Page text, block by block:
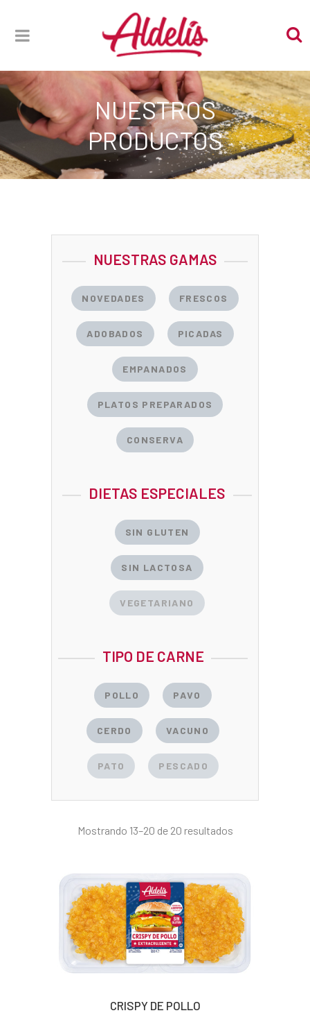
NUESTROS
PRODUCTOS
NUESTRAS GAMAS
NOVEDADES FRESCOS
ADOBADOS PICADAS
EMPANADOS
PLATOS PREPARADOS
CONSERVA
DIETAS ESPECIALES
SIN GLUTEN
SIN LACTOSA
VEGETARIANO
TIPO DE CARNE
POLLO PAVO
CERDO VACUNO
PATO PESCADO
Mostrando 13–20 de 20 resultados
CRISPY DE POLLO